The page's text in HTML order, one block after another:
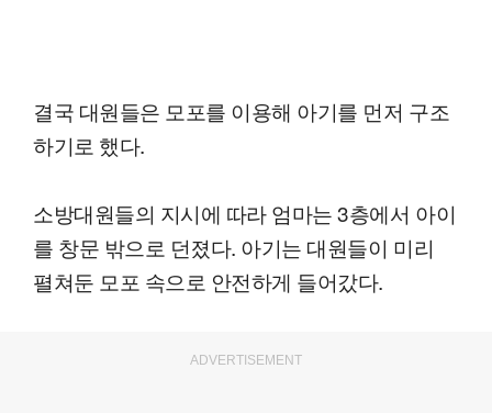
결국 대원들은 모포를 이용해 아기를 먼저 구조
하기로 했다.
소방대원들의 지시에 따라 엄마는 3층에서 아이
를 창문 밖으로 던졌다. 아기는 대원들이 미리
펼쳐둔 모포 속으로 안전하게 들어갔다.
ADVERTISEMENT